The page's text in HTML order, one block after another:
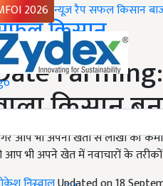
2026 न्यूज़ रैपसफल किसान
किसान
किसान
आप भी अपनी खेती से लाखों की
आप भी अपने खेत में नवाचारों के